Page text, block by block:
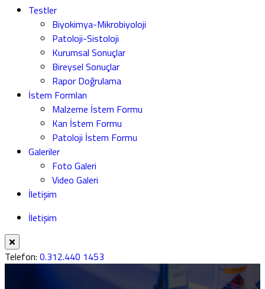
Testler
Biyokimya-Mikrobiyoloji
Patoloji-Sistoloji
Kurumsal Sonuçlar
Bireysel Sonuçlar
Rapor Doğrulama
İstem Formları
Malzeme İstem Formu
Kan İstem Formu
Patoloji İstem Formu
Galeriler
Foto Galeri
Video Galeri
İletişim
İletişim
Telefon: 0.312.440 1453